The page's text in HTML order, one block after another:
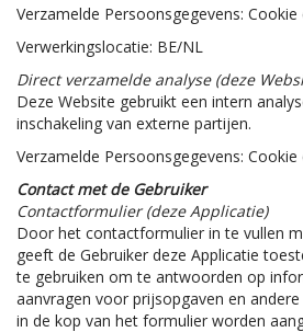
Verzamelde Persoonsgegevens: Cookie
Verwerkingslocatie: BE/NL
Direct verzamelde analyse (deze
Deze Website gebruikt een intern
inschakeling van externe partijen.
Verzamelde Persoonsgegevens: Cookie
Contact met de Gebruiker
Contactformulier (deze Applicatie)
Door het contactformulier in te vullen
geeft de Gebruiker deze Applicatie
te gebruiken om te antwoorden op
aanvragen voor prijsopgaven en
in de kop van het formulier worden